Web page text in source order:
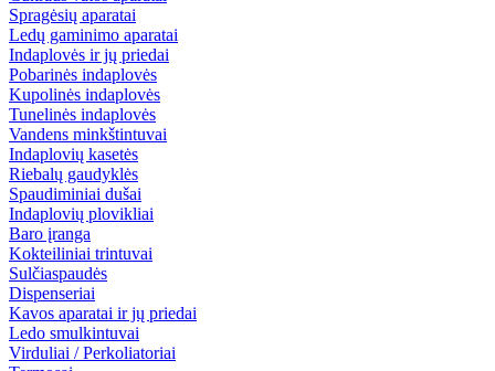
Spragėsių aparatai
Ledų gaminimo aparatai
Indaplovės ir jų priedai
Pobarinės indaplovės
Kupolinės indaplovės
Tunelinės indaplovės
Vandens minkštintuvai
Indaplovių kasetės
Riebalų gaudyklės
Spaudiminiai dušai
Indaplovių plovikliai
Baro įranga
Kokteiliniai trintuvai
Sulčiaspaudės
Dispenseriai
Kavos aparatai ir jų priedai
Ledo smulkintuvai
Virduliai / Perkoliatoriai